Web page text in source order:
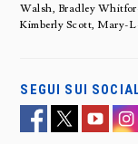
Walsh, Bradley
Kimberly Scott, Mary-
SEGUI SUI